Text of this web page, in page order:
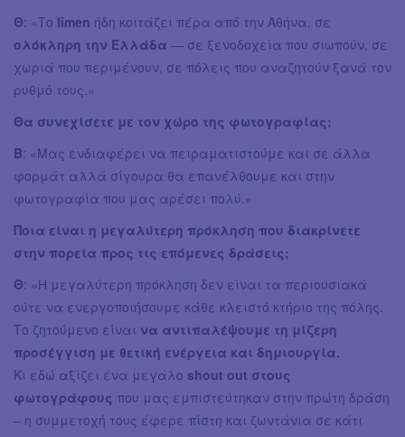
Θ: «Το limen ήδη κοιτάζει πέρα από την Αθήνα, σε
ολόκληρη την Ελλάδα — σε ξενοδοχεία που σιωπούν, σε
χωριά που περιμένουν, σε πόλεις που αναζητούν ξανά τον
ρυθμό τους.»
Θα συνεχίσετε με τον χώρο της φωτογραφίας;
Β: «Μας ενδιαφέρει να πειραματιστούμε και σε άλλα
φορμάτ αλλά σίγουρα θα επανέλθουμε και στην
φωτογραφία που μας αρέσει πολύ.»
Ποια είναι η μεγαλύτερη πρόκληση που διακρίνετε
στην πορεία προς τις επόμενες δράσεις;
Θ: «Η μεγαλύτερη πρόκληση δεν είναι τα περιουσιακά
ούτε να ενεργοποιήσουμε κάθε κλειστό κτήριο της πόλης.
Το ζητούμενο είναι να αντιπαλέψουμε τη μίζερη
προσέγγιση με θετική ενέργεια και δημιουργία.
Κι εδώ αξίζει ένα μεγάλο shout out στους
φωτογράφους που μας εμπιστεύτηκαν στην πρώτη δράση
– η συμμετοχή τους έφερε πίστη και ζωντάνια σε κάτι